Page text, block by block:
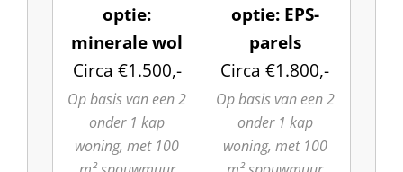
optie:
minerale wol
Circa €1.500,-
Op basis van een 2
onder 1 kap
woning, met 100
optie: EPS-
parels
Circa €1.800,-
Op basis van een 2
onder 1 kap
woning, met 100